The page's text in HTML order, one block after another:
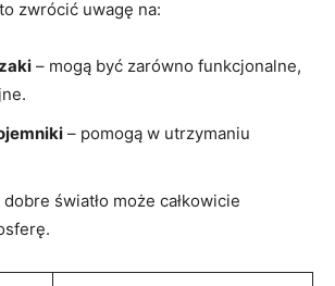
zwrócić uwagę na:
– mogą​ być zarówno funkcjonalne,
– pomogą w utrzymaniu
⁣dobre światło może‌ całkowicie